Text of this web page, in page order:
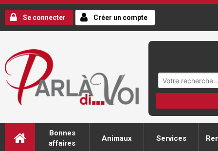
Se connecter Créer un compte
Bonnes
affaires
Animaux Services